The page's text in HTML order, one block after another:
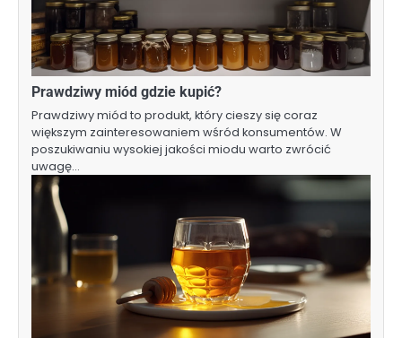
Prawdziwy miód gdzie kupić?
Prawdziwy miód to produkt, który cieszy się coraz
większym zainteresowaniem wśród konsumentów. W
poszukiwaniu wysokiej jakości miodu warto zwrócić
uwagę…